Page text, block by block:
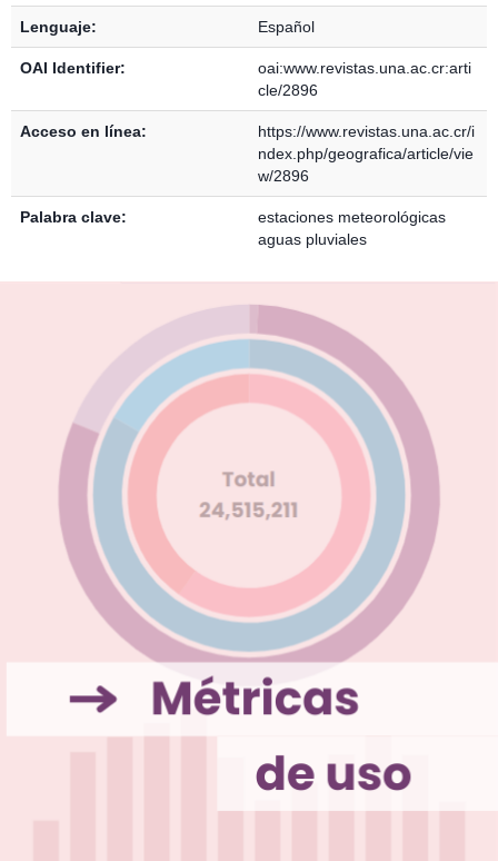
Lenguaje: Español
OAI Identifier:
oai:www.revistas.una.ac.cr:arti
cle/2896
Acceso en línea:
https://www.revistas.una.ac.cr/i
ndex.php/geografica/article/vie
w/2896
Palabra clave:
estaciones meteorológicas
aguas pluviales